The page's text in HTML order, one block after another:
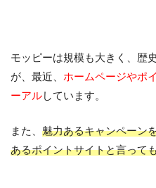
モッピーは規模も大きく、歴
が、最近、 ホームページやポ
ーアルしています。
また、 魅力あるキャンペーン
あるポイントサイトと言って